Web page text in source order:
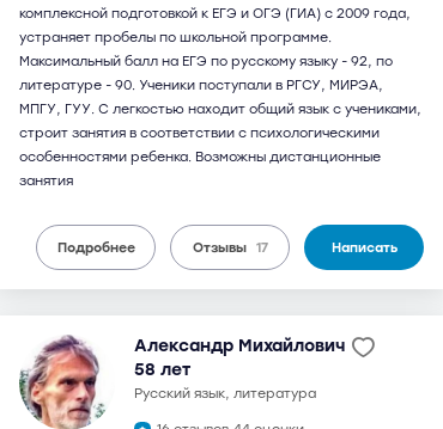
комплексной подготовкой к ЕГЭ и ОГЭ (ГИА) с 2009 года,
устраняет пробелы по школьной программе.
Максимальный балл на ЕГЭ по русскому языку - 92, по
литературе - 90. Ученики поступали в РГСУ, МИРЭА,
МПГУ, ГУУ. С легкостью находит общий язык с учениками,
строит занятия в соответствии с психологическими
особенностями ребенка. Возможны дистанционные
занятия
Подробнее Отзывы 17 Написать
Александр Михайлович
58 лет
русский язык, литература